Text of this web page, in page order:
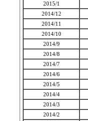
2015/1
2014/12
2014/11
2014/10
2014/9
2014/8
2014/7
2014/6
2014/5
2014/4
2014/3
2014/2